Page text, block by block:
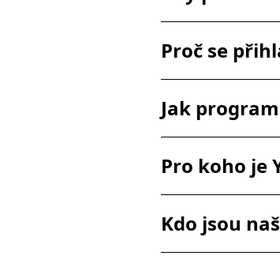
Proč se
Jak
Pro koho je
Kdo jsou